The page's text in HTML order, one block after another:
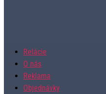
Relácie
O nás
Reklama
Objednávky